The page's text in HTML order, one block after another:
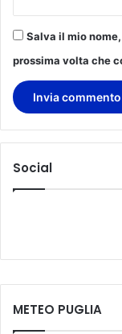
n
e
M
i
o
"
Salva il mio
prossima volta che
Social
METEO PUGLIA